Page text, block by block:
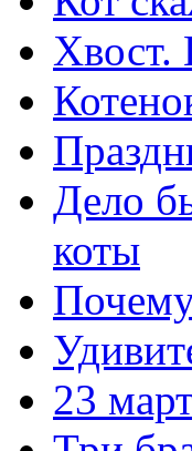
Хвост.
Дело
коты
23